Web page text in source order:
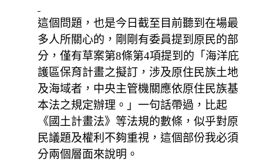
這個問題，也是今日截至目前聽到在場最
多人所關心的，剛剛有委員提到原民的部
分，僅有草案第8條第4項提到的「海洋庇
護區保育計畫之擬訂，涉及原住民族土地
及海域者，中央主管機關應依原住民族基
本法之規定辦理。」一句話帶過，比起
《國土計畫法》等法規的數條，似乎對原
民議題及權利不夠重視，這個部份我必須
分兩個層面來說明。